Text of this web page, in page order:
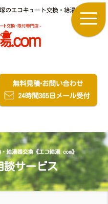
のエコキュート交換・給湯器交換《エ
無料見積・お問い合わせ
24時間365日メール受付
給湯器交換《エコ給湯.com》
談サービス